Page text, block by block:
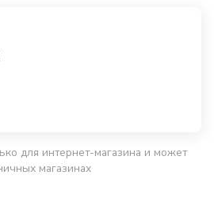
для интернет-магазина и может
магазинах